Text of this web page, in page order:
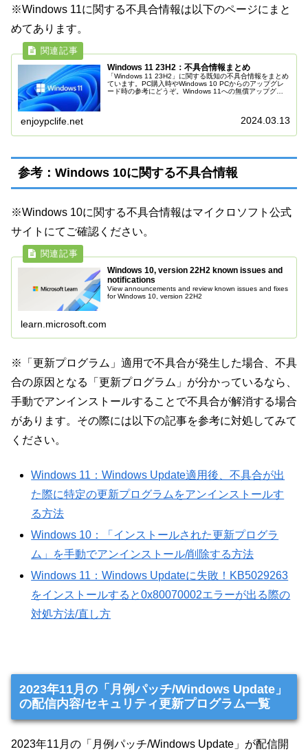
※Windows 11に関する不具合情報は以下のページにまと
めてあります。
Windows 11 23H2：不具合情報まとめ
「Windows 11 23H2」に関する既知の不具合情報をまとめ
ています。PC購入時やWindows 10 PCからのアップグレ
ード時の参考にどうぞ。Windows 11への無償アップグレ
enjoypclife.net 2024.03.13
参考：Windows 10に関する不具合情報
※Windows 10に関する不具合情報はマイクロソフト公式
サイトにてご確認ください。
Windows 10, version 22H2 known issues and
notifications
View announcements and review known issues and fixes
for Windows 10, version 22H2
learn.microsoft.com
※「更新プログラム」適用で不具合が発生した場合、不具
合の原因となる「更新プログラム」が分かっているなら、
手動でアンインストールすることで不具合が解消する場合
があります。その際には以下の記事を参考に対処してみて
ください。
Windows 11：Windows Update適用後、不具合が出
た際に特定の更新プログラムをアンインストールす
る方法
Windows 10：「インストールされた更新プログラ
ム」を手動でアンインストール/削除する方法
Windows 11：Windows Updateに失敗！KB5029263
をインストールすると0x80070002エラーが出る際の
対処方法/直し方
2023年11月の「月例パッチ/Windows Update」
の配信内容/セキュリティ更新プログラム一覧
2023年11月の「月例パッチ/Windows Update」が配信開